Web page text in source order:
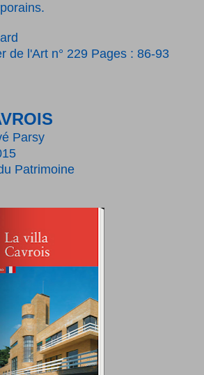
de l'Art n° 229 Pages : 86-93
Parsy
Patrimoine